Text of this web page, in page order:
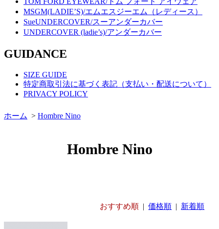
MSGM(LADIE’S)/エムエスジーエム（レディース）
SueUNDERCOVER/スーアンダーカバー
UNDERCOVER (ladie’s)/アンダーカバー
GUIDANCE
SIZE GUIDE
特定商取引法に基づく表記（支払い・配送について）
PRIVACY POLICY
ホーム > Hombre Nino
Hombre Nino
おすすめ順 |価格順 | 新着順